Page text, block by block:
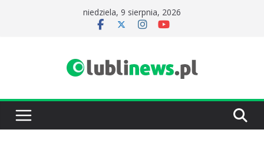
niedziela, 9 sierpnia, 2026